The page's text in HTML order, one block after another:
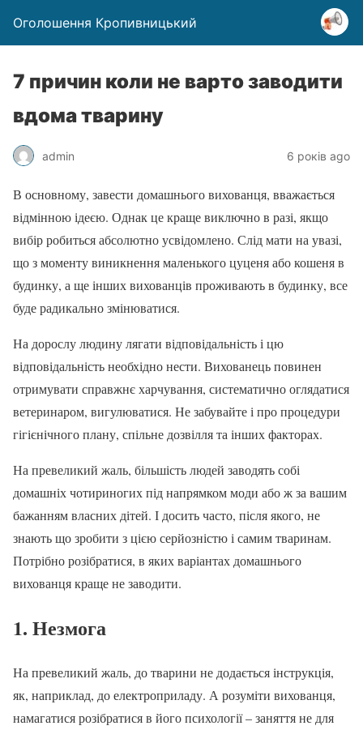
Оголошення Кропивницький
7 причин коли не варто заводити
вдома тварину
admin 6 років ago
В основному, завести домашнього вихованця, вважається
відмінною ідеєю. Однак це краще виключно в разі, якщо
вибір робиться абсолютно усвідомлено. Слід мати на увазі,
що з моменту виникнення маленького цуценя або кошеня в
будинку, а ще інших вихованців проживають в будинку, все
буде радикально змінюватися.
На дорослу людину лягати відповідальність і цю
відповідальність необхідно нести. Вихованець повинен
отримувати справжнє харчування, систематично оглядатися
ветеринаром, вигулюватися. Не забувайте і про процедури
гігієнічного плану, спільне дозвілля та інших факторах.
На превеликий жаль, більшість людей заводять собі
домашніх чотириногих під напрямком моди або ж за вашим
бажанням власних дітей. І досить часто, після якого, не
знають що зробити з цією серйозністю і самим тваринам.
Потрібно розібратися, в яких варіантах домашнього
вихованця краще не заводити.
1. Незмога
На превеликий жаль, до тварини не додається інструкція,
як, наприклад, до електроприладу. А розуміти вихованця,
намагатися розібратися в його психології – заняття не для